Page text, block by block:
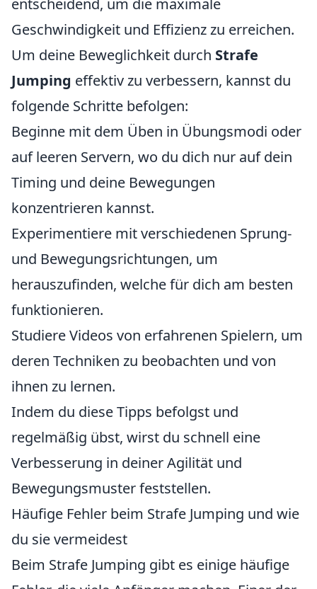
entscheidend, um die maximale
Geschwindigkeit und Effizienz zu erreichen.
Um deine Beweglichkeit durch Strafe
Jumping effektiv zu verbessern, kannst du
folgende Schritte befolgen:
Beginne mit dem Üben in Übungsmodi oder
auf leeren Servern, wo du dich nur auf dein
Timing und deine Bewegungen
konzentrieren kannst.
Experimentiere mit verschiedenen Sprung-
und Bewegungsrichtungen, um
herauszufinden, welche für dich am besten
funktionieren.
Studiere Videos von erfahrenen Spielern, um
deren Techniken zu beobachten und von
ihnen zu lernen.
Indem du diese Tipps befolgst und
regelmäßig übst, wirst du schnell eine
Verbesserung in deiner Agilität und
Bewegungsmuster feststellen.
Häufige Fehler beim Strafe Jumping und wie
du sie vermeidest
Beim Strafe Jumping gibt es einige häufige